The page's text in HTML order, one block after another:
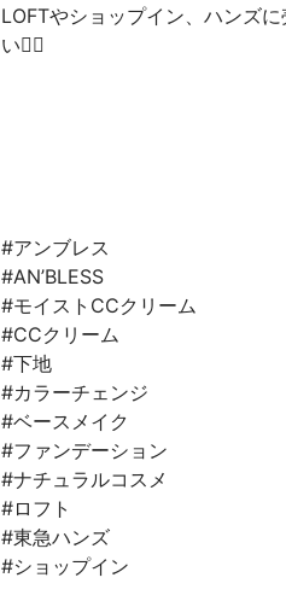
LOFTやショップイン、ハンズ
い💁‍♀️
#アンブレス
#AN’BLESS
#モイストCCクリーム
#CCクリーム
#下地
#カラーチェンジ
#ベースメイク
#ファンデーション
#ナチュラルコスメ
#ロフト
#東急ハンズ
#ショップイン